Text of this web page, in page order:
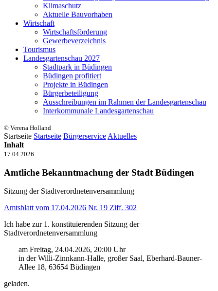
Klimaschutz
Aktuelle Bauvorhaben
Wirtschaft
Wirtschaftsförderung
Gewerbeverzeichnis
Tourismus
Landesgartenschau 2027
Stadtpark in Büdingen
Büdingen profitiert
Projekte in Büdingen
Bürgerbeteiligung
Ausschreibungen im Rahmen der Landesgartenschau
Interkommunale Landesgartenschau
© Verena Holland
Startseite Startseite Bürgerservice Aktuelles
Inhalt
17.04.2026
Amtliche Bekanntmachung der Stadt Büdingen
Sitzung der Stadtverordnetenversammlung
Amtsblatt vom 17.04.2026 Nr. 19 Ziff. 302
Ich habe zur 1. konstituierenden Sitzung der
Stadtverordnetenversammlung
am Freitag, 24.04.2026, 20:00 Uhr
in der Willi-Zinnkann-Halle, großer Saal, Eberhard-Bauner-
Allee 18, 63654 Büdingen
geladen.